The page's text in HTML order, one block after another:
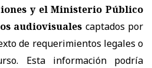
y el Ministerio Público
audiovisuales captados por
de requerimientos legales o
Esta información podría